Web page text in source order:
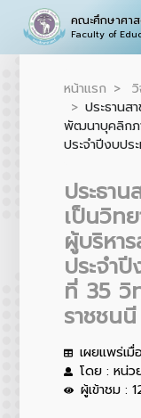
คณะศึกษาศา
Faculty of
หน้าแรก
ประธานส
พัฒนาบุคลิกภ
ประจำปีงบปร
ประธาน
เป็นวิท
ผู้บริหา
ประจำ
ที่ 35 วิ
ราชชน
เผยแพร่เ
โดย : หน่ว
ผู้เข้าชม :